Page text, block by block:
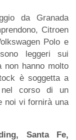
da Granada
Citroen
Polo e
leggeri sui
hanno molto
è soggetta a
nel corso di un
noi vi fornirà una
Santa Fe,